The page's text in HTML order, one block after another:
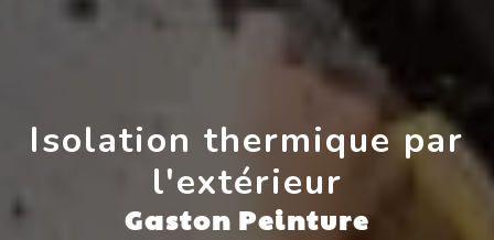
Isolation thermique par
l'extérieur
Gaston Peinture